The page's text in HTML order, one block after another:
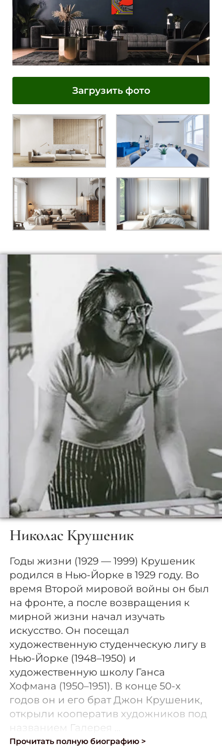
Загрузить фото
Николас Крушеник
Годы жизни (1929 — 1999) Крушеник
родился в Нью-Йорке в 1929 году. Во
время Второй мировой войны он был
на фронте, а после возвращения к
мирной жизни начал изучать
искусство. Он посещал
художественную студенческую лигу в
Нью-Йорке (1948–1950) и
художественную школу Ганса
Хофмана (1950–1951). В конце 50-х
годов он и его брат Джон Крушеник,
открыли кооператив художников под
названием Галерея ...
Прочитать полную биографию >